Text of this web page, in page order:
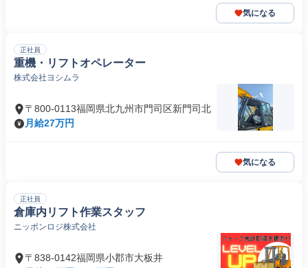
気になる
正社員
重機・リフトオペレーター
株式会社ヨシムラ
〒800-0113福岡県北九州市門司区新門司北
月給27万円
気になる
正社員
倉庫内リフト作業スタッフ
ニッポンロジ株式会社
〒838-0142福岡県小郡市大板井